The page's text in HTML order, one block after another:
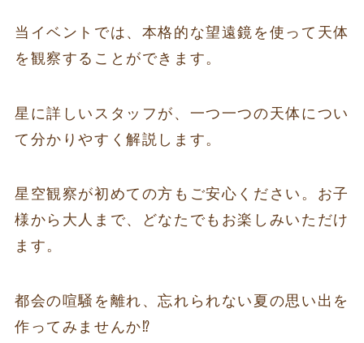
当イベントでは、本格的な望遠鏡を使って天体
を観察することができます。
星に詳しいスタッフが、一つ一つの天体につい
て分かりやすく解説します。
星空観察が初めての方もご安心ください。お子
様から大人まで、どなたでもお楽しみいただけ
ます。
都会の喧騒を離れ、忘れられない夏の思い出を
作ってみませんか⁉